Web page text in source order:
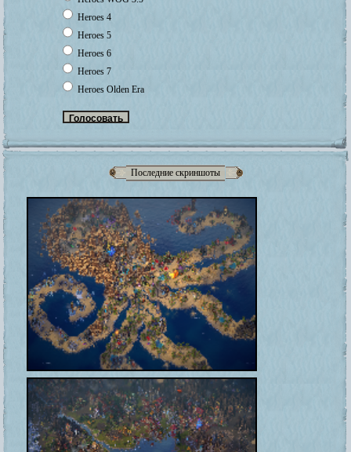
Heroes 4
Heroes 5
Heroes 6
Heroes 7
Heroes Olden Era
Последние скриншоты